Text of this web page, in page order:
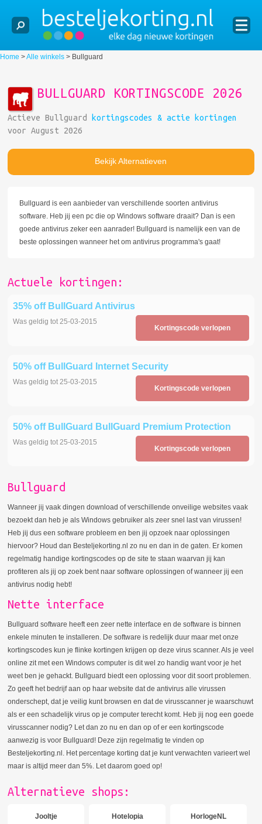
Home >Alle winkels > Bullguard
BULLGUARD KORTINGSCODE 2026
Actieve Bullguard kortingscodes & actie kortingen
voor August 2026
Bekijk Alternatieven
Bullguard is een aanbieder van verschillende soorten antivirus
software. Heb jij een pc die op Windows software draait? Dan is een
goede antivirus zeker een aanrader! Bullguard is namelijk een van de
beste oplossingen wanneer het om antivirus programma's gaat!
Actuele kortingen:
35% off BullGuard Antivirus
Kortingscode verlopen
Was geldig tot 25-03-2015
50% off BullGuard Internet Security
Kortingscode verlopen
Was geldig tot 25-03-2015
50% off BullGuard BullGuard Premium Protection
Kortingscode verlopen
Was geldig tot 25-03-2015
Bullguard
Wanneer jij vaak dingen download of verschillende onveilige websites vaak
bezoekt dan heb je als Windows gebruiker als zeer snel last van virussen!
Heb jij dus een software probleem en ben jij opzoek naar oplossingen
hiervoor? Houd dan Besteljekorting.nl zo nu en dan in de gaten. Er komen
regelmatig handige kortingscodes op de site te staan waarvan jij kan
profiteren als jij op zoek bent naar software oplossingen of wanneer jij een
antivirus nodig hebt!
Nette interface
Bullguard software heeft een zeer nette interface en de software is binnen
enkele minuten te installeren. De software is redelijk duur maar met onze
kortingscodes kun je flinke kortingen krijgen op deze virus scanner. Als je veel
online zit met een Windows computer is dit wel zo handig want voor je het
weet ben je gehackt. Bullguard biedt een oplossing voor dit soort problemen.
Zo geeft het bedrijf aan op haar website dat de antivirus alle virussen
onderschept, dat je veilig kunt browsen en dat de virusscanner je waarschuwt
als er een schadelijk virus op je computer terecht komt. Heb jij nog een goede
virusscanner nodig? Let dan zo nu en dan op of er een kortingscode
aanwezig is voor Bullguard! Deze zijn regelmatig te vinden op
Besteljekorting.nl. Het percentage korting dat je kunt verwachten varieert wel
maar is altijd meer dan 5%. Let daarom goed op!
Alternatieve shops:
Jooltje Hotelopia HorlogeNL